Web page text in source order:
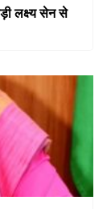
लक्ष्य सेन से